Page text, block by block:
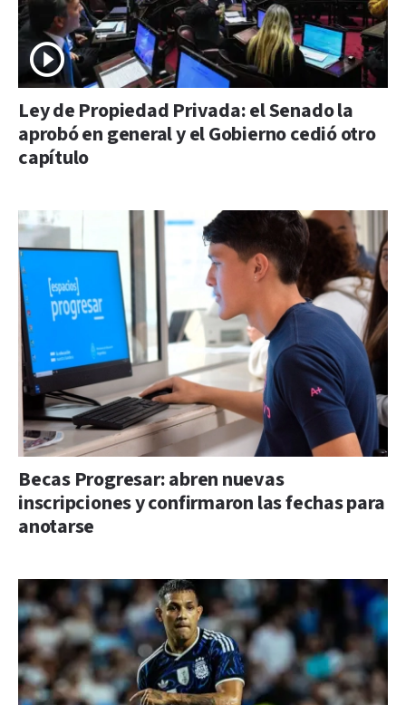
Ley de Propiedad Privada: el Senado la
aprobó en general y el Gobierno cedió otro
capítulo
Becas Progresar: abren nuevas
inscripciones y confirmaron las fechas para
anotarse